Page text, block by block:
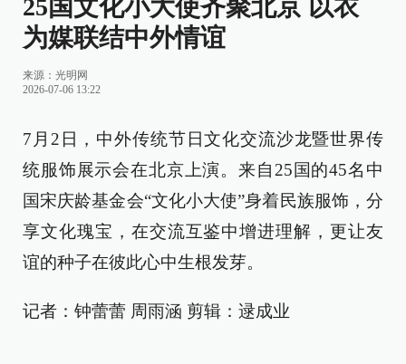
25国文化小大使齐聚北京 以衣
为媒联结中外情谊
来源： 光明网
2026-07-06 13:22
7月2日，中外传统节日文化交流沙龙暨世界传
统服饰展示会在北京上演。来自25国的45名中
国宋庆龄基金会“文化小大使”身着民族服饰，分
享文化瑰宝，在交流互鉴中增进理解，更让友
谊的种子在彼此心中生根发芽。
记者：钟蕾蕾 周雨涵 剪辑：逯成业